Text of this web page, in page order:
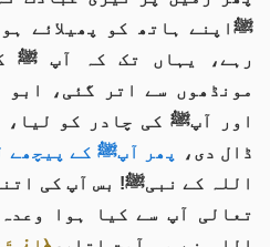
ﷺاپنے ہاتھ کو پھیلائے
رہے، یہاں تک کہ آپ ﷺ
مونڈھوں سے اتر گئی،
اور آپﷺ کی چادر کو لیا،
ڈال دی،
پھر آپﷺ کے پیچھے
اللہ کے نبیﷺ! بس آپ کی
تعالی آپ سے کیا ہوا